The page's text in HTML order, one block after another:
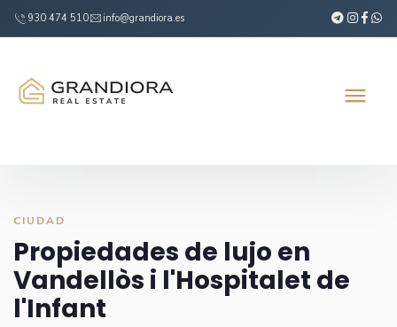
930 474 510 info@grandiora.es
CIUDAD
Propiedades de lujo en
Vandellòs i l'Hospitalet de
l'Infant